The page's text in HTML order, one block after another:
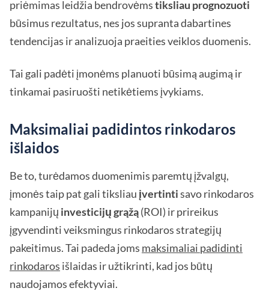
priėmimas leidžia bendrovėmstiksliau prognozuoti
būsimus rezultatus, nes jos supranta dabartines
tendencijas ir analizuoja praeities veiklos duomenis.
Tai gali padėti įmonėms planuoti būsimą augimą ir
tinkamai pasiruošti netikėtiems įvykiams.
Maksimaliai padidintos rinkodaros
išlaidos
Be to, turėdamos duomenimis paremtų įžvalgų,
įmonės taip pat gali tiksliau įvertintisavo rinkodaros
kampanijų investicijų grąžą(ROI) ir prireikus
įgyvendinti veiksmingus rinkodaros strategijų
pakeitimus. Tai padeda joms maksimaliai padidinti
rinkodaros išlaidas ir užtikrinti, kad jos būtų
naudojamos efektyviai.